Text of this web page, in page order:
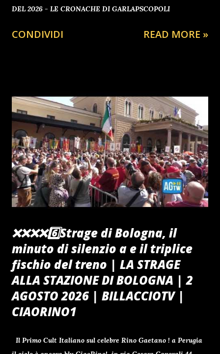
DEL 2026 - LE CRONACHE DI GARLAPSCOPOLI
CONDIVIDI READ MORE »
❌️❌️❌️❌️6️⃣Strage di Bologna, il
minuto di silenzio a e il triplice
fischio del treno | LA STRAGE
ALLA STAZIONE DI BOLOGNA | 2
AGOSTO 2026 | BILLACCIOTV |
CIAORINO1
Il Primo Cult Italiano sul celebre Rino Gaetano ! a Perugia